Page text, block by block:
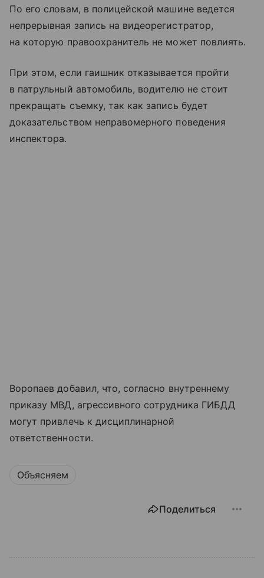
По его словам, в полицейской машине ведется
непрерывная запись на видеорегистратор,
на которую правоохранитель не может повлиять.
При этом, если гаишник отказывается пройти
в патрульный автомобиль, водителю не стоит
прекращать съемку, так как запись будет
доказательством неправомерного поведения
инспектора.
Воропаев добавил, что, согласно внутреннему
приказу МВД, агрессивного сотрудника ГИБДД
могут привлечь к дисциплинарной
ответственности.
Объясняем
Поделиться